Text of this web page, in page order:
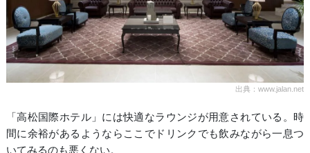
出典：www.jalan.net
「高松国際ホテル」には快適なラウンジが用意されている。時
間に余裕があるようならここでドリンクでも飲みながら一息つ
いてみるのも悪くない。